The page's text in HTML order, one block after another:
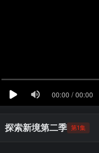
探索新境第二季 第1集